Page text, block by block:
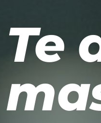
Te